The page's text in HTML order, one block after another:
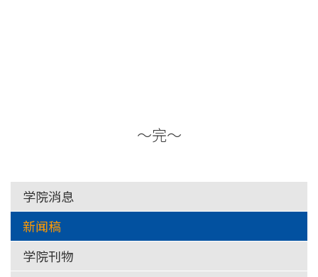
～完～
学院消息
新闻稿
学院刊物